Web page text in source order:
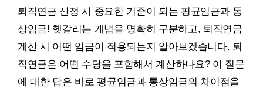
퇴직연금 산정 시 중요한 기준이 되는 평균임금과 통
상임금! 헷갈리는 개념을 명확히 구분하고, 퇴직연금
계산 시 어떤 임금이 적용되는지 알아보겠습니다. 퇴
직연금은 어떤 수당을 포함해서 계산하나요? 이 질문
에 대한 답은 바로 평균임금과 통상임금의 차이점을